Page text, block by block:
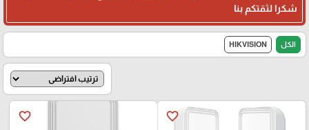
شكرا لثقتكم بنا
الكل HIKVISION
favorite_border
favorite_border